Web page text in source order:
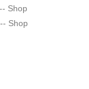
Shop
Shop